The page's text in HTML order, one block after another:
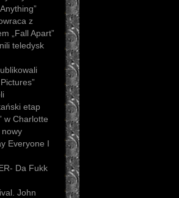
z
„Fall Apart”
teledysk
etap
w Charlotte
nowy
Everyone I
Da Fukk
John